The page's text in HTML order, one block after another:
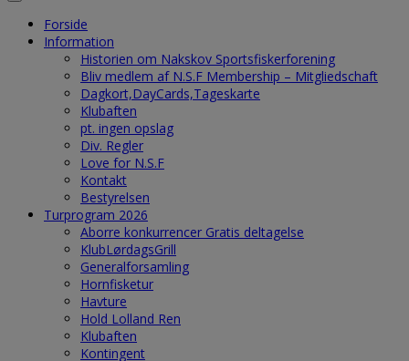
Forside
Information
Historien om Nakskov Sportsfiskerforening
Bliv medlem af N.S.F Membership – Mitgliedschaft
Dagkort,DayCards,Tageskarte
Klubaften
pt. ingen opslag
Div. Regler
Love for N.S.F
Kontakt
Bestyrelsen
Turprogram 2026
Aborre konkurrencer Gratis deltagelse
KlubLørdagsGrill
Generalforsamling
Hornfisketur
Havture
Hold Lolland Ren
Klubaften
Kontingent